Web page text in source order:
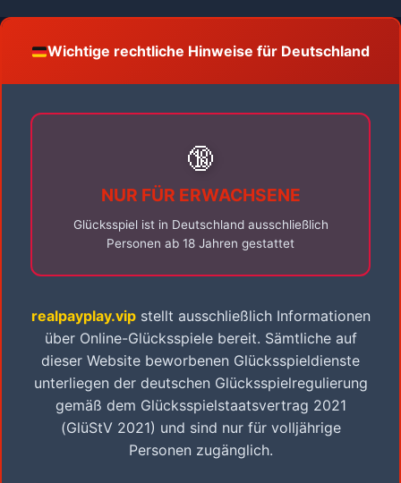
Wichtige rechtliche Hinweise für Deutschland
🔞
NUR FÜR ERWACHSENE
Glücksspiel ist in Deutschland ausschließlich
Personen ab 18 Jahren gestattet
realpayplay.vipstellt ausschließlich Informationen
über Online-Glücksspiele bereit. Sämtliche auf
dieser Website beworbenen Glücksspieldienste
unterliegen der deutschen Glücksspielregulierung
gemäß dem Glücksspielstaatsvertrag 2021
(GlüStV 2021) und sind nur für volljährige
Personen zugänglich.